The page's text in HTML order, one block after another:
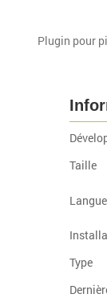
Plugin pour
Taille
Type